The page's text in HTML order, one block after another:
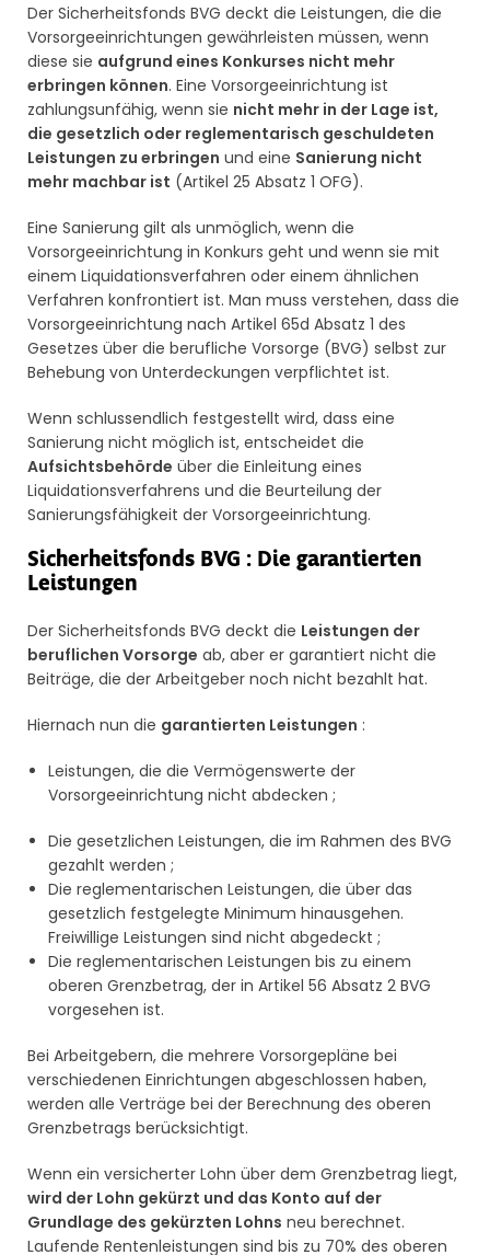
Der Sicherheitsfonds BVG deckt die Leistungen, die die
Vorsorgeeinrichtungen gewährleisten müssen, wenn
diese sie aufgrund eines Konkurses nicht mehr
erbringen können. Eine Vorsorgeeinrichtung ist
zahlungsunfähig, wenn sie nicht mehr in der Lage ist,
die gesetzlich oder reglementarisch geschuldeten
Leistungen zu erbringen und eine Sanierung nicht
mehr machbar ist (Artikel 25 Absatz 1 OFG).
Eine Sanierung gilt als unmöglich, wenn die
Vorsorgeeinrichtung in Konkurs geht und wenn sie mit
einem Liquidationsverfahren oder einem ähnlichen
Verfahren konfrontiert ist. Man muss verstehen, dass die
Vorsorgeeinrichtung nach Artikel 65d Absatz 1 des
Gesetzes über die berufliche Vorsorge (BVG) selbst zur
Behebung von Unterdeckungen verpflichtet ist.
Wenn schlussendlich festgestellt wird, dass eine
Sanierung nicht möglich ist, entscheidet die
Aufsichtsbehörde über die Einleitung eines
Liquidationsverfahrens und die Beurteilung der
Sanierungsfähigkeit der Vorsorgeeinrichtung.
Sicherheitsfonds BVG : Die garantierten
Leistungen
Der Sicherheitsfonds BVG deckt die Leistungen der
beruflichen Vorsorge ab, aber er garantiert nicht die
Beiträge, die der Arbeitgeber noch nicht bezahlt hat.
Hiernach nun die garantierten Leistungen :
Leistungen, die die Vermögenswerte der
Vorsorgeeinrichtung nicht abdecken ;
Die gesetzlichen Leistungen, die im Rahmen des BVG
gezahlt werden ;
Die reglementarischen Leistungen, die über das
gesetzlich festgelegte Minimum hinausgehen.
Freiwillige Leistungen sind nicht abgedeckt ;
Die reglementarischen Leistungen bis zu einem
oberen Grenzbetrag, der in Artikel 56 Absatz 2 BVG
vorgesehen ist.
Bei Arbeitgebern, die mehrere Vorsorgepläne bei
verschiedenen Einrichtungen abgeschlossen haben,
werden alle Verträge bei der Berechnung des oberen
Grenzbetrags berücksichtigt.
Wenn ein versicherter Lohn über dem Grenzbetrag liegt,
wird der Lohn gekürzt und das Konto auf der
Grundlage des gekürzten Lohns neu berechnet.
Laufende Rentenleistungen sind bis zu 70% des oberen